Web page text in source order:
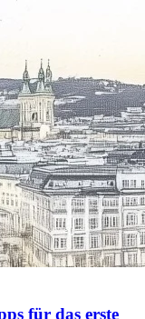
für das erste